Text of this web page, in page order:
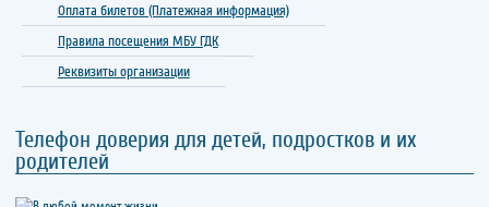
Оплата билетов (Платежная информация)
Правила посещения МБУ ГДК
Реквизиты организации
Телефон доверия для детей, подростков и их
родителей